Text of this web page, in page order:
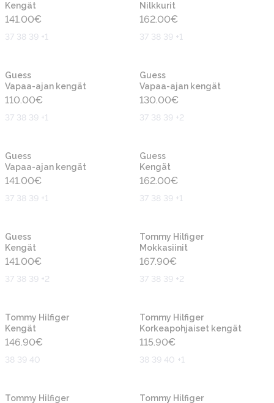
Kengät
141.00€
37 38 39 +1
Nilkkurit
162.00€
37 38 39 +1
Guess
Vapaa-ajan kengät
110.00€
37 38 39 +1
Guess
Vapaa-ajan kengät
130.00€
37 38 39 +2
Guess
Vapaa-ajan kengät
141.00€
37 38 39 +1
Guess
Kengät
162.00€
37 38 39 +1
Guess
Kengät
141.00€
37 38 39 +2
Tommy Hilfiger
Mokkasiinit
167.90€
37 38 39 +2
Tommy Hilfiger
Kengät
146.90€
38 39 40
Tommy Hilfiger
Korkeapohjaiset kengät
115.90€
38 39 40 +1
Tommy Hilfiger
Tommy Hilfiger